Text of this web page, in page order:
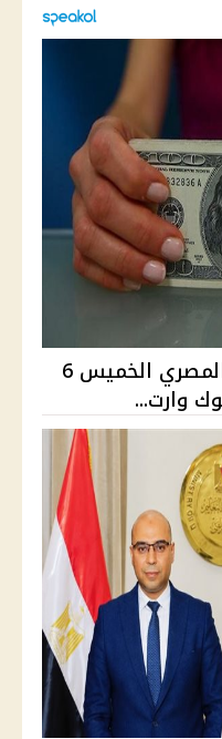
سعر الدولار مقابل الجنيه المصري الخميس 6